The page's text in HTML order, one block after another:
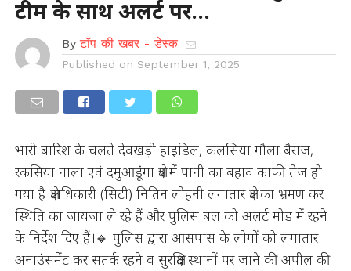
टीम के साथ अलर्ट पर…
By टॉप की खबर - डेस्क
Published on September 1, 2025
भारी बारिश के चलते देवखड़ी हाइडिल, कलसिया गौला बैराज,
रकसिया नाला एवं दमुआडूंगा क्षेत्र में पानी का बहाव काफी तेज हो
गया है।क्षेत्राधिकारी (सिटी) नितिन लोहनी लगातार क्षेत्र का भ्रमण कर
स्थिति का जायजा ले रहे हैं और पुलिस बल को अलर्ट मोड में रहने
के निर्देश दिए हैं।🔹 पुलिस द्वारा आसपास के लोगों को लगातार
अनाउंसमेंट कर सतर्क रहने व सुरक्षित स्थानों पर जाने की अपील की